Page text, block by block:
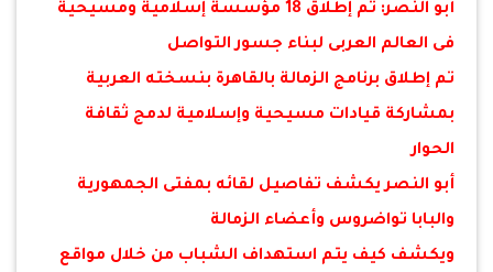
أبو النصر: تم إطلاق 18 مؤسسة إسلامية ومسيحية
فى العالم العربى لبناء جسور التواصل
تم إطلاق برنامج الزمالة بالقاهرة بنسخته العربية
بمشاركة قيادات مسيحية وإسلامية لدمج ثقافة
الحوار
أبو النصر يكشف تفاصيل لقائه بمفتى الجمهورية
والبابا تواضروس وأعضاء الزمالة
ويكشف كيف يتم استهداف الشباب من خلال مواقع